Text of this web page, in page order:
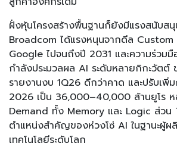
ฝั่งหุ้นโครงสร้างพื้นฐานก็ยังมีแรงสนับส
Broadcom ได้แรงหนุนจากดีล Custom
Google ไปจนถึงปี 2031 และความร่วม
กำลังประมวลผล AI ระดับหลายกิกะวัตต์
รายงานงบ 1Q26 ดีกว่าคาด และปรับเพิ่
2026 เป็น 36,000–40,000 ล้านยูโร
Demand ทั้ง Memory และ Logic ส่วน
ตำแหน่งสำคัญของห่วงโซ่ AI ในฐานะผู้ผ
เทคโนโลยีระดับโลก